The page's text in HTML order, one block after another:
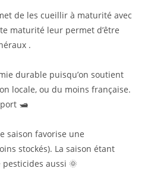
de les cueillir à maturité avec
maturité leur permet d’être
.
durable puisqu’on soutient
locale, ou du moins française.
🛥
saison favorise une
stockés). La saison étant
aussi 🌞